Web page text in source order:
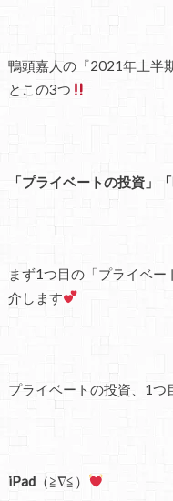
鴨頭嘉人の『2021年上半
とこの3つ
「プライベートの投資」
まず1つ目の「プライベ
介します
プライベートの投資、1つ
iPad（≧∇≦）